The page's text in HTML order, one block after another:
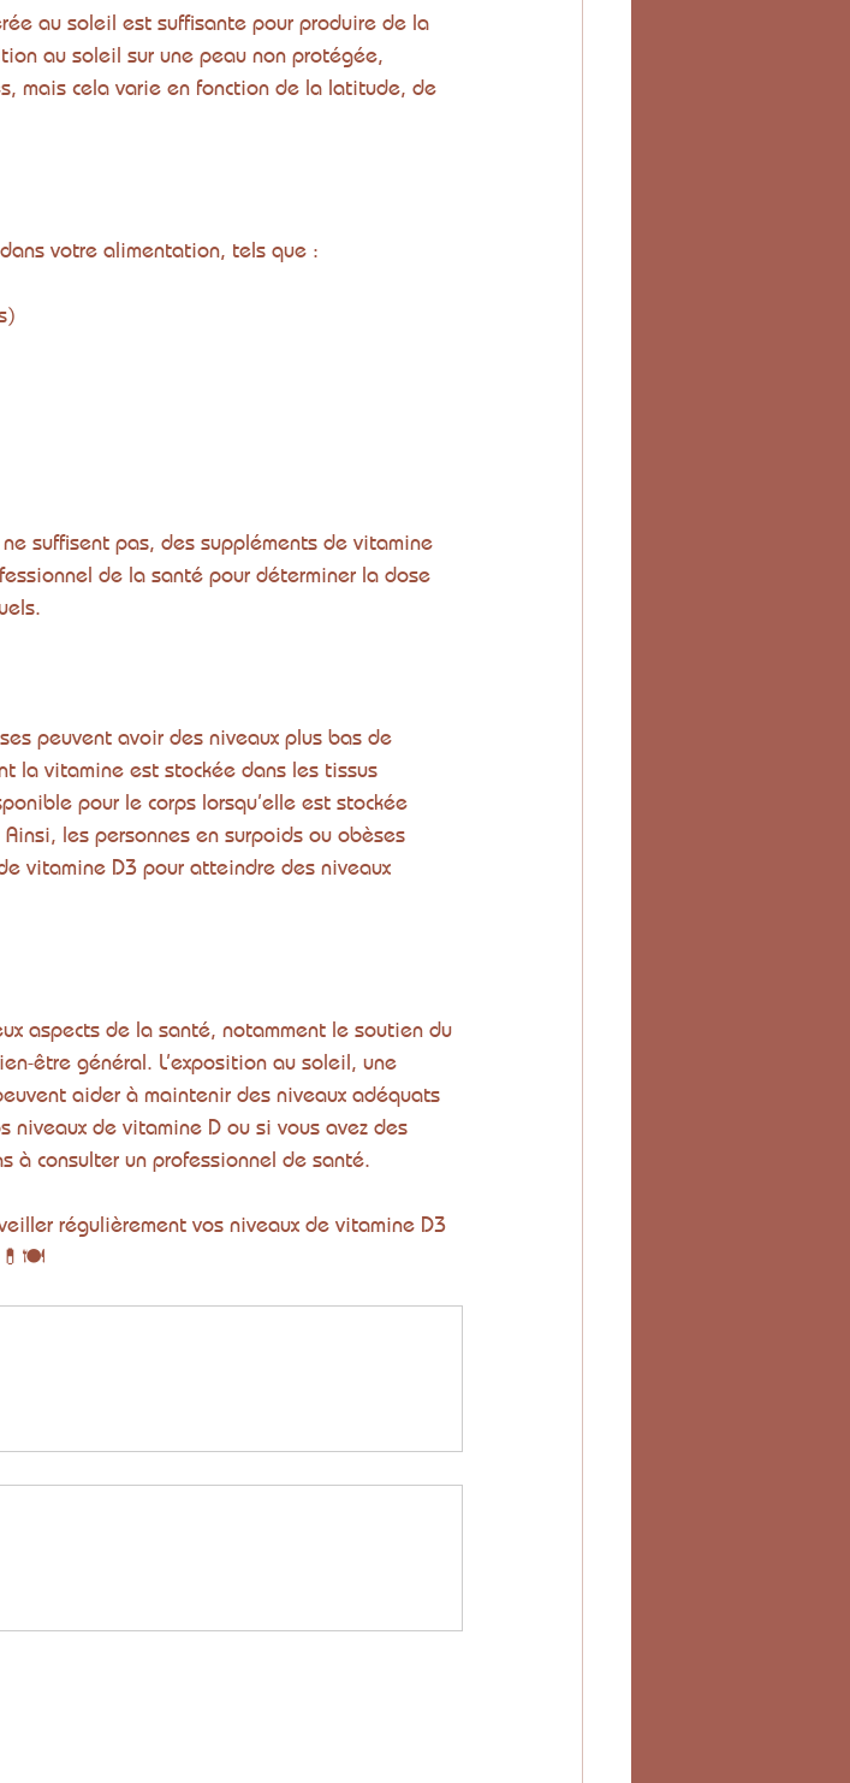
au soleil est suffisante pour produire de la
au soleil sur une peau non protégée,
mais cela varie en fonction de la latitude, de
votre alimentation, tels que :
suffisent pas, des suppléments de vitamine
de la santé pour déterminer la dose
peuvent avoir des niveaux plus bas de
la vitamine est stockée dans les tissus
pour le corps lorsqu’elle est stockée
les personnes en surpoids ou obèses
vitamine D3 pour atteindre des niveaux
aspects de la santé, notamment le soutien du
être général. L’exposition au soleil, une
aider à maintenir des niveaux adéquats
niveaux de vitamine D ou si vous avez des
à consulter un professionnel de santé.
régulièrement vos niveaux de vitamine D3